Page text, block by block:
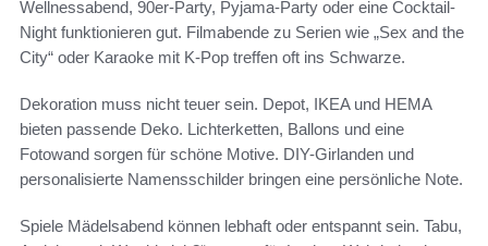
Wellnessabend, 90er-Party, Pyjama-Party oder eine Cocktail-
Night funktionieren gut. Filmabende zu Serien wie „Sex and the
City“ oder Karaoke mit K-Pop treffen oft ins Schwarze.
Dekoration muss nicht teuer sein. Depot, IKEA und HEMA
bieten passende Deko. Lichterketten, Ballons und eine
Fotowand sorgen für schöne Motive. DIY-Girlanden und
personalisierte Namensschilder bringen eine persönliche Note.
Spiele Mädelsabend können lebhaft oder entspannt sein. Tabu,